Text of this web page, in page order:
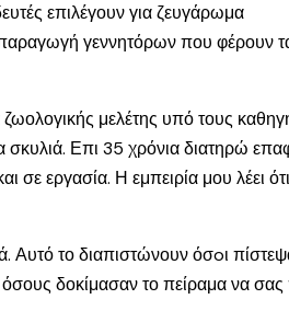
επιλέγουν για ζευγάρωμα
γεννητόρων που φέρουν
μελέτης υπό τους
σκυλιά. Επι 35 χρόνια διατηρώ
εργασία. Η εμπειρία μου λέει ότι
Αυτό το διαπιστώνουν όσoι
όσους δοκίμασαν το πείραμα να